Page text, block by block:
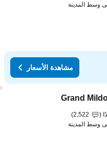
مشاهدة الأسعار
Add to
Grand
2,522